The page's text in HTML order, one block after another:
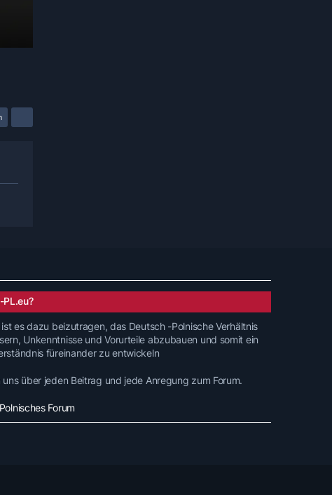
PL.eu?
ist es dazu beizutragen, das Deutsch -Polnische Verhältnis
Unkenntnisse und Vorurteile abzubauen und somit ein
füreinander zu entwickeln
uns über jeden Beitrag und jede Anregung zum Forum.
Forum